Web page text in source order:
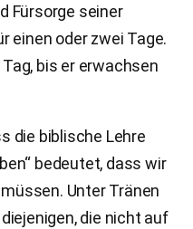
Fürsorge seiner
einen oder zwei Tage.
bis er erwachsen
die biblische Lehre
bedeutet, dass wir
Unter Tränen
die nicht auf